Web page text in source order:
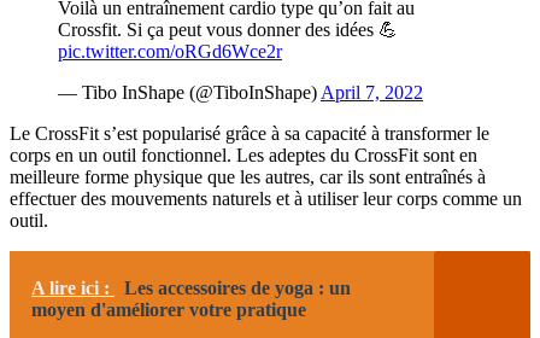
Voilà un entraînement cardio type qu’on fait au
Crossfit. Si ça peut vous donner des idées 💪
pic.twitter.com/oRGd6Wce2r
— Tibo InShape (@TiboInShape) April 7, 2022
Le CrossFit s’est popularisé grâce à sa capacité à transformer le
corps en un outil fonctionnel. Les adeptes du CrossFit sont en
meilleure forme physique que les autres, car ils sont entraînés à
effectuer des mouvements naturels et à utiliser leur corps comme un
outil.
A lire ici :
Les accessoires de yoga : un
moyen d'améliorer votre pratique